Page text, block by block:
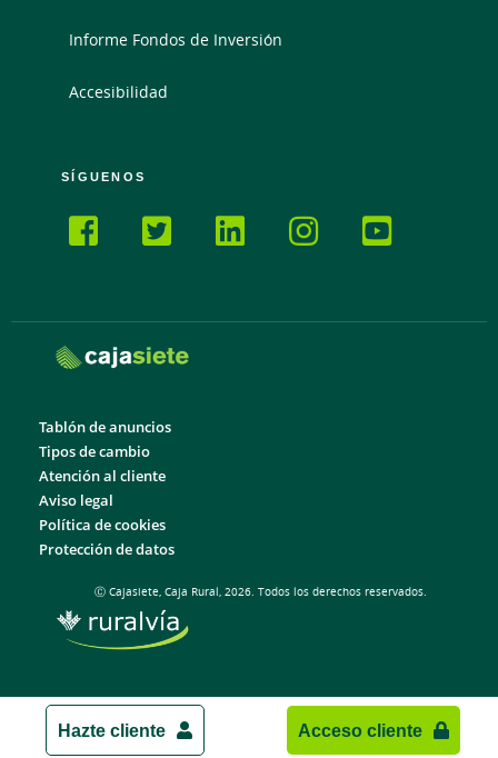
Hazte cliente Acceso cliente
Informe Fondos de Inversión
Accesibilidad
SÍGUENOS
Tablón de anuncios
Tipos de cambio
Atención al cliente
Aviso legal
Política de cookies
Protección de datos
Ⓒ Cajasiete, Caja Rural, 2026. Todos los derechos reservados.